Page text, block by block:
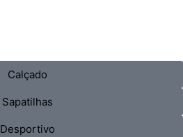
Calçado
Sapatilhas
Desportivo